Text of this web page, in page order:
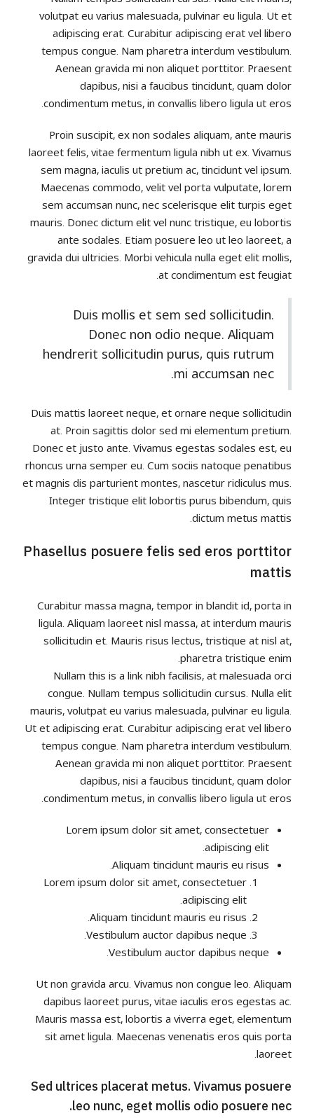
volutpat eu varius malesuada, pulvinar eu ligula. Ut et
adipiscing erat. Curabitur adipiscing erat vel libero
tempus congue. Nam pharetra interdum vestibulum.
Aenean gravida mi non aliquet porttitor. Praesent
dapibus, nisi a faucibus tincidunt, quam dolor
condimentum metus, in convallis libero ligula ut eros.
Proin suscipit, ex non sodales aliquam, ante mauris
laoreet felis, vitae fermentum ligula nibh ut ex. Vivamus
sem magna, iaculis ut pretium ac, tincidunt vel ipsum.
Maecenas commodo, velit vel porta vulputate, lorem
sem accumsan nunc, nec scelerisque elit turpis eget
mauris. Donec dictum elit vel nunc tristique, eu lobortis
ante sodales. Etiam posuere leo ut leo laoreet, a
gravida dui ultricies. Morbi vehicula nulla eget elit mollis,
at condimentum est feugiat.
Duis mollis et sem sed sollicitudin.
Donec non odio neque. Aliquam
hendrerit sollicitudin purus, quis rutrum
mi accumsan nec.
Duis mattis laoreet neque, et ornare neque sollicitudin
at. Proin sagittis dolor sed mi elementum pretium.
Donec et justo ante. Vivamus egestas sodales est, eu
rhoncus urna semper eu. Cum sociis natoque penatibus
et magnis dis parturient montes, nascetur ridiculus mus.
Integer tristique elit lobortis purus bibendum, quis
dictum metus mattis.
Phasellus posuere felis sed eros porttitor
mattis
Curabitur massa magna, tempor in blandit id, porta in
ligula. Aliquam laoreet nisl massa, at interdum mauris
sollicitudin et. Mauris risus lectus, tristique at nisl at,
pharetra tristique enim.
Nullam this is a link nibh facilisis, at malesuada orci
congue. Nullam tempus sollicitudin cursus. Nulla elit
mauris, volutpat eu varius malesuada, pulvinar eu ligula.
Ut et adipiscing erat. Curabitur adipiscing erat vel libero
tempus congue. Nam pharetra interdum vestibulum.
Aenean gravida mi non aliquet porttitor. Praesent
dapibus, nisi a faucibus tincidunt, quam dolor
condimentum metus, in convallis libero ligula ut eros.
Lorem ipsum dolor sit amet, consectetuer
adipiscing elit.
Aliquam tincidunt mauris eu risus.
Lorem ipsum dolor sit amet, consectetuer
adipiscing elit.
Aliquam tincidunt mauris eu risus.
Vestibulum auctor dapibus neque.
Vestibulum auctor dapibus neque.
Ut non gravida arcu. Vivamus non congue leo. Aliquam
dapibus laoreet purus, vitae iaculis eros egestas ac.
Mauris massa est, lobortis a viverra eget, elementum
sit amet ligula. Maecenas venenatis eros quis porta
laoreet.
Sed ultrices placerat metus. Vivamus posuere
leo nunc, eget mollis odio posuere nec.